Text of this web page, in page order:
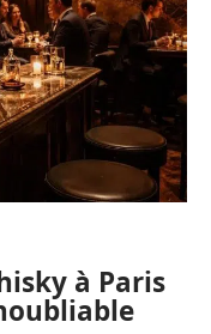
à Paris